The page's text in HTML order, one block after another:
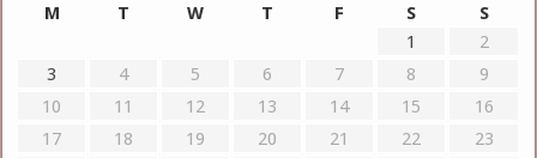
M
T W T F S
S
1
2
3
4 5 6 7 8
9
10
11 12 13 14 15
16
17
18 19 20 21 22
23